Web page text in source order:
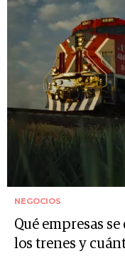
NEGOCIOS
Qué empresas
los trenes y